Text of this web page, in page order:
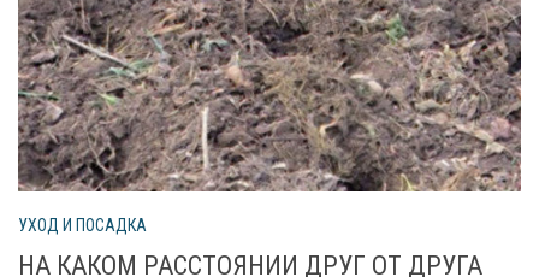
Огурец
Помидоры
Цветы
Орхидея
Драцена
УХОД И ПОСАДКА
НА КАКОМ РАССТОЯНИИ ДРУГ ОТ ДРУГА